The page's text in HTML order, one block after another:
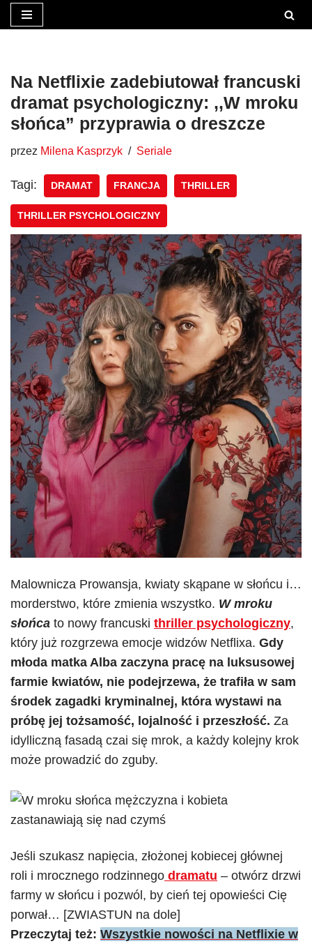
treści
Na Netflixie zadebiutował francuski
dramat psychologiczny: ,,W mroku
słońca” przyprawia o dreszcze
przez Milena Kasprzyk Seriale
Tagi: DRAMAT FRANCJA THRILLER
THRILLER PSYCHOLOGICZNY
Malownicza Prowansja, kwiaty skąpane w słońcu i…
morderstwo, które zmienia wszystko. W mroku
słońca to nowy francuski thriller psychologiczny,
który już rozgrzewa emocje widzów Netflixa. Gdy
młoda matka Alba zaczyna pracę na luksusowej
farmie kwiatów, nie podejrzewa, że trafiła w sam
środek zagadki kryminalnej, która wystawi na
próbę jej tożsamość, lojalność i przeszłość. Za
idylliczną fasadą czai się mrok, a każdy kolejny krok
może prowadzić do zguby.
Jeśli szukasz napięcia, złożonej kobiecej głównej
roli i mrocznego rodzinnego dramatu – otwórz drzwi
farmy w słońcu i pozwól, by cień tej opowieści Cię
porwał… [ZWIASTUN na dole]
Przeczytaj też: Wszystkie nowości na Netflixie w